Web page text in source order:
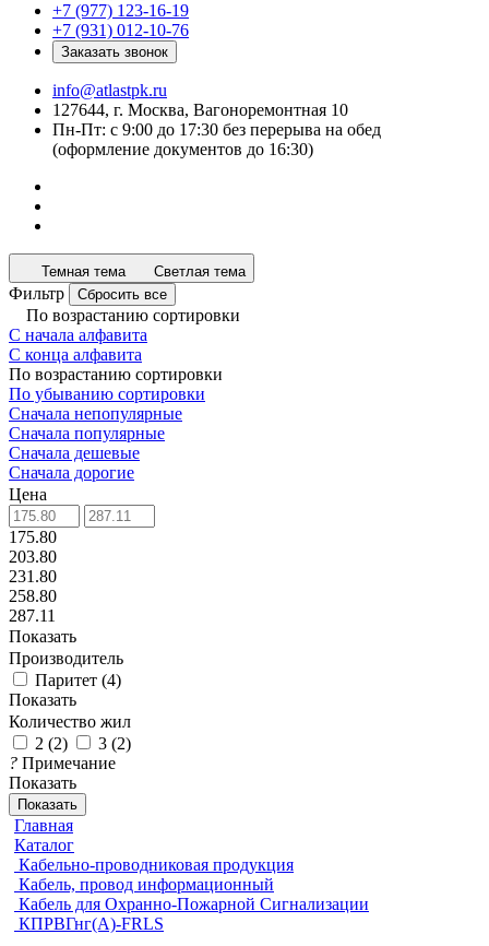
+7 (977) 123-16-19
+7 (931) 012-10-76
Заказать звонок
info@atlastpk.ru
127644, г. Москва, Вагоноремонтная 10
Пн-Пт: с 9:00 до 17:30 без перерыва на обед
(оформление документов до 16:30)
Темная тема Светлая тема
Фильтр Сбросить все
По возрастанию сортировки
С начала алфавита
С конца алфавита
По возрастанию сортировки
По убыванию сортировки
Сначала непопулярные
Сначала популярные
Сначала дешевые
Сначала дорогие
Цена
175.80
203.80
231.80
258.80
287.11
Показать
Производитель
Паритет (4)
Показать
Количество жил
2 (2) 3 (2)
? Примечание
Показать
Показать
Главная
Каталог
Кабельно-проводниковая продукция
Кабель, провод информационный
Кабель для Охранно-Пожарной Сигнализации
КПРВГнг(А)-FRLS